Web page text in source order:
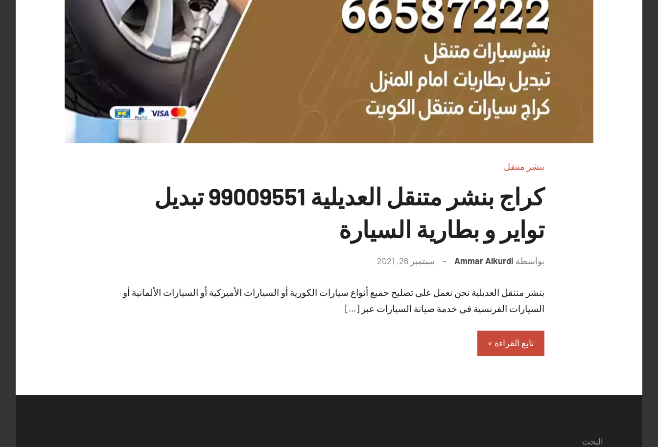
بنشر متنقل
كراج بنشر متنقل العديلية 99009551‬ تبديل
تواير و بطارية السيارة
بواسطة Ammar Alkurdi سبتمبر 26, 2021
تعليقات
بنشر متنقل العديلية نحن نعمل على تصليح جميع أنواع سيارات الكورية أو السيارات الأميركية أو السيارات الألمانية أو
السيارات الفرنسية في خدمة صيانة السيارات عبر […]
تابع القراءة
البحث